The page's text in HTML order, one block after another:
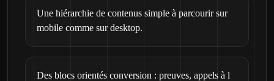
Une hiérarchie de contenus simple à parcourir sur
mobile comme sur desktop.
Des blocs orientés conversion : preuves, appels à l